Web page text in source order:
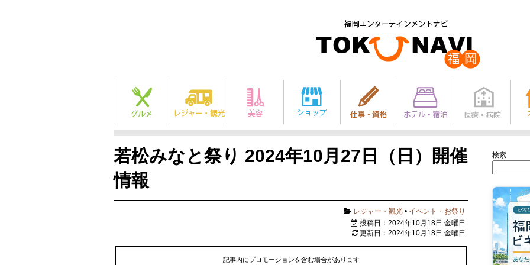
若松みなと祭り 2024年10月27日（日）開催
情報
レジャー・観光 • イベント・お祭り
投稿日：2024年10月18日 金曜日
更新日：2024年10月18日 金曜日
記事内にプロモーションを含む場合があります
検索